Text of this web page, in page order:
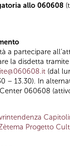
allo 060608
a partecipare
la disdetta
(dal
– 13.30). In
060608
Progetto